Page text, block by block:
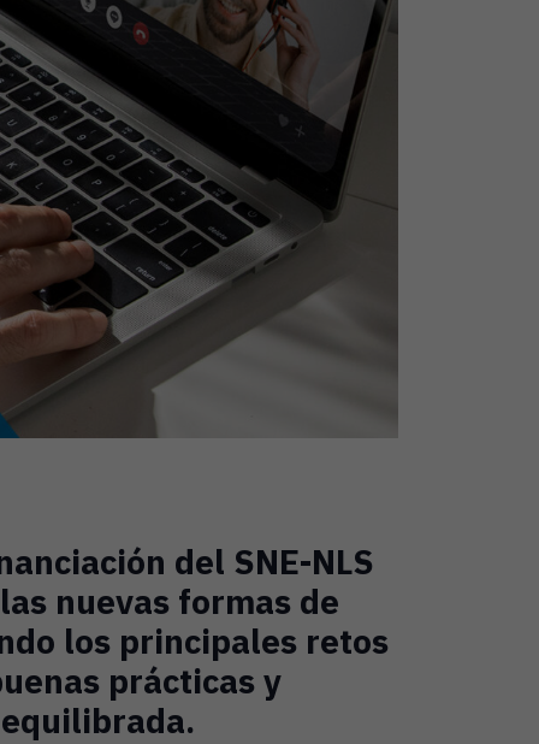
del SNE-NLS
nuevas formas de
los principales retos
prácticas y